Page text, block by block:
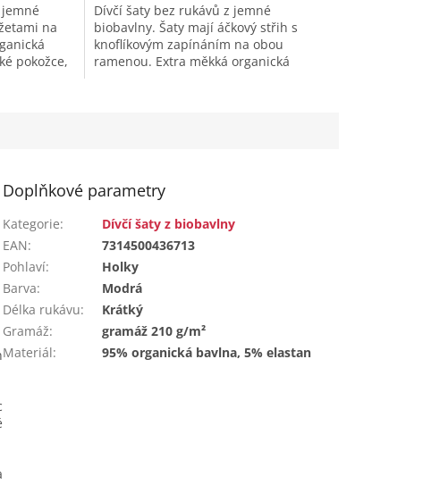
na
pokožce,
Dívčí šaty bez rukávů z jemné
biobavlny. Šaty mají áčkový střih s
knoflíkovým zapínáním na obou
ramenou. Extra měkká organická
Doplňkové parametry
Kategorie:
Dívčí šaty z biobavlny
EAN:
7314500436713
Pohlaví:
Holky
Barva:
Modrá
Délka rukávu:
Krátký
Gramáž:
gramáž 210 g/m²
Materiál: 95% organická bavlna, 5% elastan